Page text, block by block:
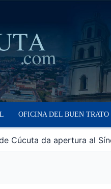
OFICINA DEL BUEN TRATO
Cúcuta da apertura al